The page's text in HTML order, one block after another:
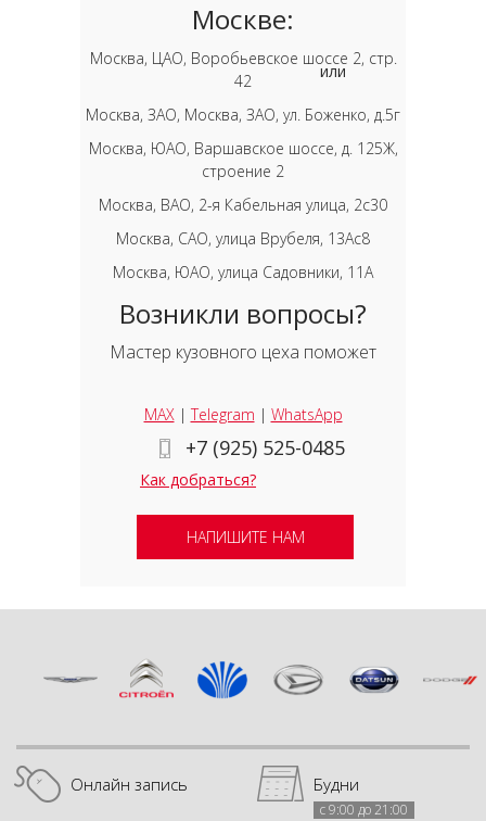
Москве:
Москва, ЦАО, Воробьевское шоссе 2, стр.
42
Москва, ЗАО, Москва, ЗАО, ул. Боженко, д.5г
Москва, ЮАО, Варшавское шоссе, д. 125Ж,
строение 2
Москва, ВАО, 2-я Кабельная улица, 2с30
Москва, САО, улица Врубеля, 13Ас8
Москва, ЮАО, улица Садовники, 11А
Возникли вопросы?
Мастер кузовного цеха поможет
MAX|Telegram | WhatsApp
+7 (925) 525-0485
Как добраться?
или
НАПИШИТЕ НАМ
Онлайн запись Будни
с 9:00 до 21:00